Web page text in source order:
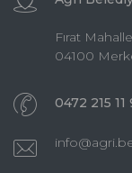
Fırat
04100
0472 215 11